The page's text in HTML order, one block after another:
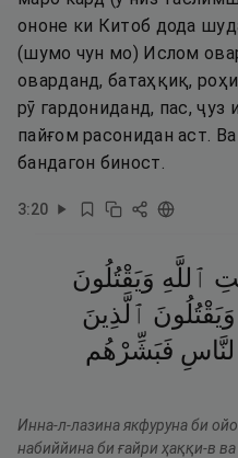
ононе ки Китоб дода
(шумо чун мо) Ислом
оварданд, батаҳқиқ,
рӯ гардониданд, пас, ҷуз
пайғом расонидан аст.
бандагон биност.
3:20
ٱللَّهِ وَيَقْتُلُونَ
وَيَقْتُلُونَ ٱلَّذِينَ
فَبَشِّرْهُم
Инна-л-лазина якфуруна би
набиййина би ғайри ҳаққи-в